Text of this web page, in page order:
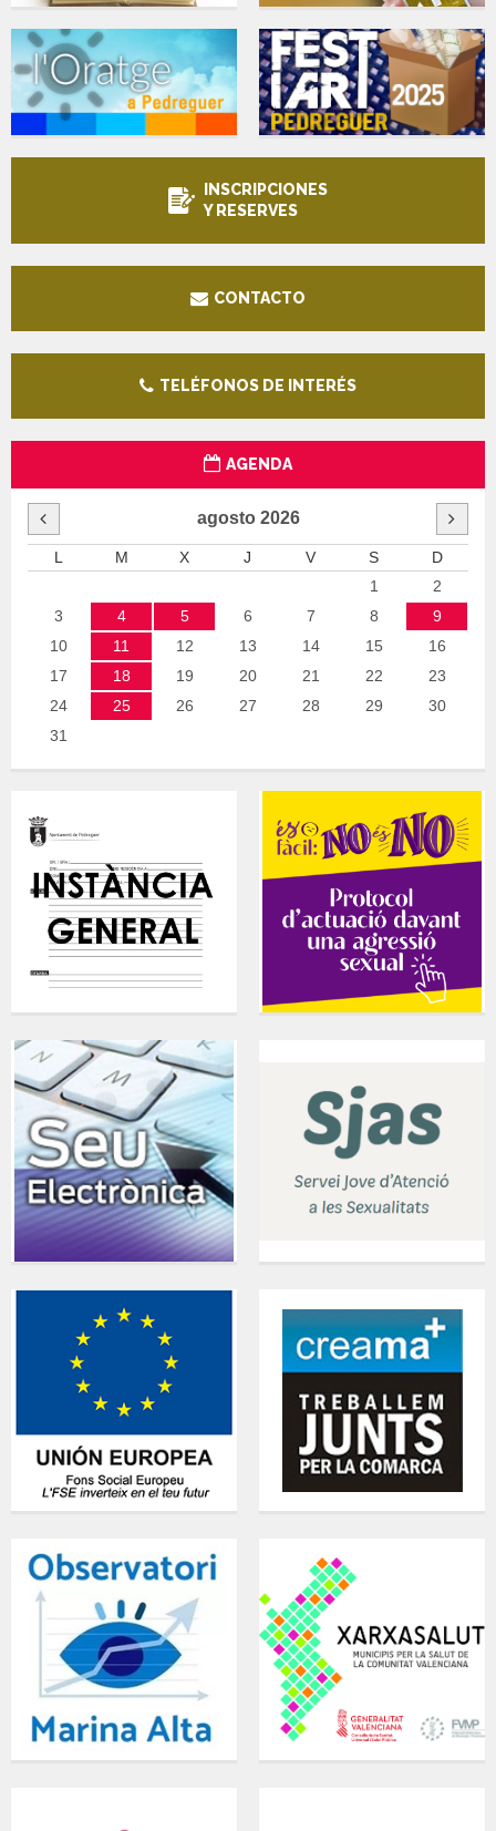
INSCRIPCIONES
Y RESERVES
CONTACTO
TELÉFONOS DE INTERÉS
AGENDA
agosto 2026
L M X J V S
D
1
2
3
4 5 6 7 8
9
10
11 12 13 14 15
16
17
18 19 20 21 22
23
24
25 26 27 28 29
30
31